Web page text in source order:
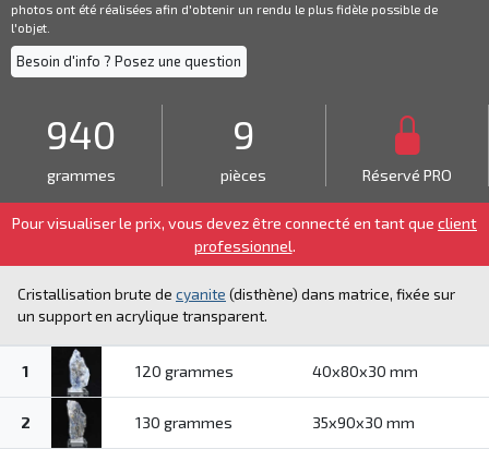
photos ont été réalisées afin d'obtenir un rendu le plus fidèle possible de
l'objet.
Besoin d'info ? Posez une question
940
grammes
9
pièces Réservé PRO
Pour visualiser le prix, vous devez être connecté en tant que client
professionnel.
Cristallisation brute de cyanite (disthène) dans matrice, fixée sur
un support en acrylique transparent.
1 120 grammes 40x80x30 mm
2 130 grammes 35x90x30 mm